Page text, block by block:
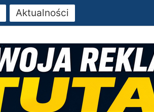
Aktualności